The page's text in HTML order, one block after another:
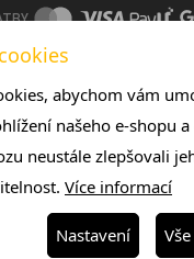
abychom vám
našeho e-shopu
neustále zlepšovali
Více informací
Nastavení